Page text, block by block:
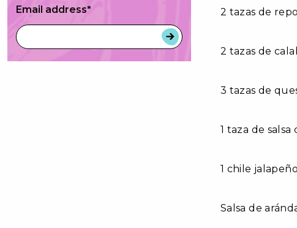
Email address* 2 tazas de
2 tazas de
3 tazas de
1 taza de salsa
1 chile
Salsa de